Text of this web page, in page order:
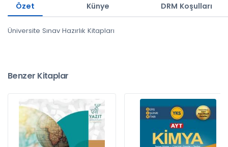
Özet Künye DRM Koşulları
Üniversite Sınav Hazırlık Kitapları
Benzer Kitaplar